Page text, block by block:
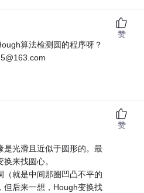
算法检测圆的程序呀？
赞
是光滑且近似于圆形的。最
来找圆心。
（就是中间那圈凹凸不平的
但后来一想，Hough变换找
赞